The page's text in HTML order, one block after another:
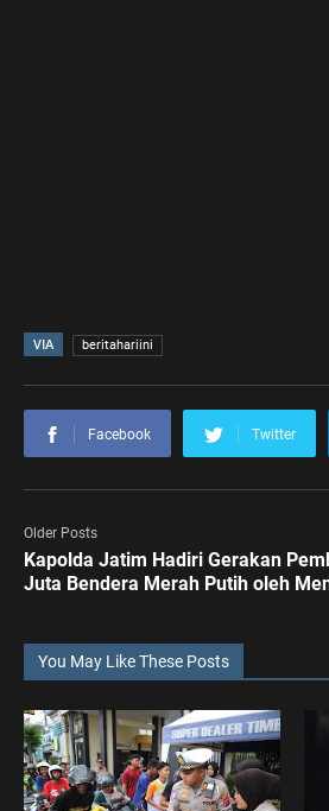
VIA beritahariini
Facebook Twitter
Older Posts
Kapolda Jatim Hadiri Gerakan
Juta Bendera Merah Putih oleh
You May Like These Posts